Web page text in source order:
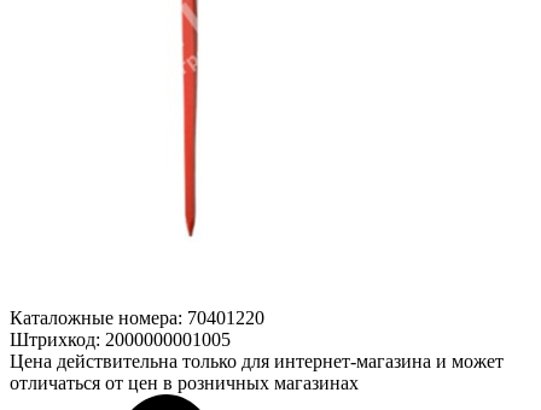
Каталожные номера: 70401220
Штрихкод: 2000000001005
Цена действительна только для интернет-магазина и может
отличаться от цен в розничных магазинах